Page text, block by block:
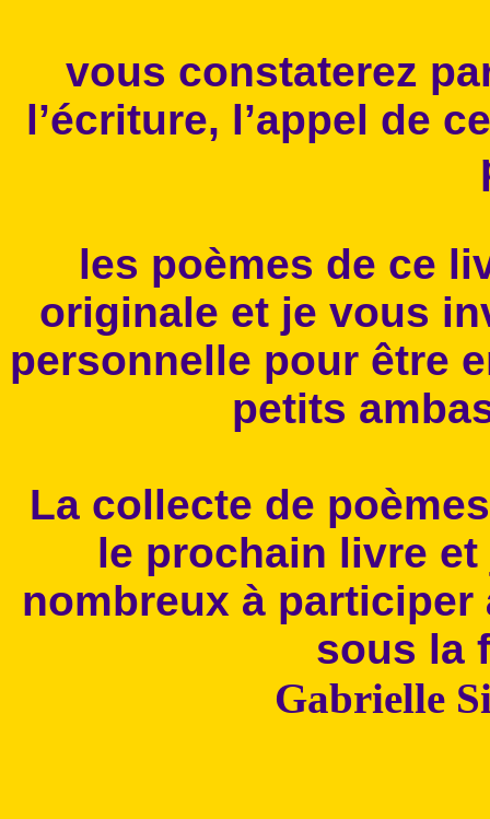
vous constaterez
l’écriture, l’appel de
les poèmes de ce
originale et je vous
personnelle pour être
petits
La collecte de
le prochain livre
nombreux à
sous la
Gabrielle